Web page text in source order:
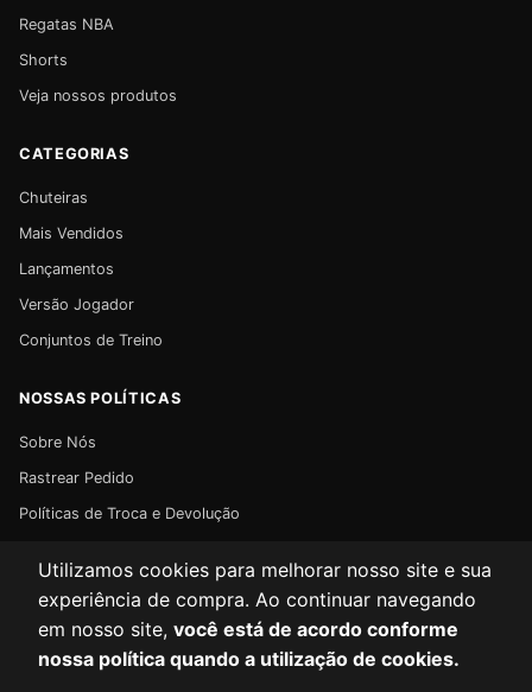
Regatas NBA
Shorts
Veja nossos produtos
CATEGORIAS
Chuteiras
Mais Vendidos
Lançamentos
Versão Jogador
Conjuntos de Treino
NOSSAS POLÍTICAS
Sobre Nós
Rastrear Pedido
Políticas de Troca e Devolução
Utilizamos cookies para melhorar nosso site e sua
experiência de compra. Ao continuar navegando
em nosso site, você está de acordo conforme
nossa política quando a utilização de cookies.